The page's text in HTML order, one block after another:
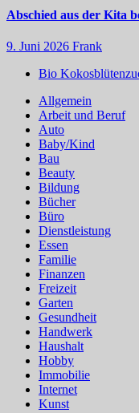
Abschied aus der Kita
9. Juni 2026 Frank
Bio
Allgemein
Arbeit und Beruf
Auto
Baby/Kind
Bau
Beauty
Bildung
Bücher
Büro
Dienstleistung
Essen
Familie
Finanzen
Freizeit
Garten
Gesundheit
Handwerk
Haushalt
Hobby
Immobilie
Internet
Kunst